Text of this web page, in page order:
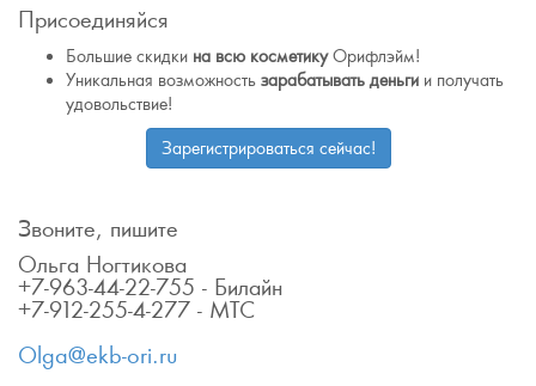
Присоединяйся
Большие скидки на всю косметикуОрифлэйм!
Уникальная возможность зарабатывать деньги и получать
удовольствие!
Зарегистрироваться сейчас!
Звоните, пишите
Ольга Ногтикова
+7-963-44-22-755 - Билайн
+7-912-255-4-277 - МТС
Olga@ekb-ori.ru